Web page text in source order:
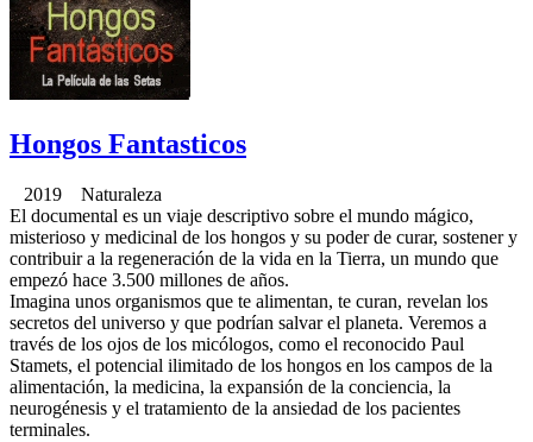
Hongos Fantasticos
2019 Naturaleza
El documental es un viaje descriptivo sobre el mundo mágico,
misterioso y medicinal de los hongos y su poder de curar, sostener y
contribuir a la regeneración de la vida en la Tierra, un mundo que
empezó hace 3.500 millones de años.
Imagina unos organismos que te alimentan, te curan, revelan los
secretos del universo y que podrían salvar el planeta. Veremos a
través de los ojos de los micólogos, como el reconocido Paul
Stamets, el potencial ilimitado de los hongos en los campos de la
alimentación, la medicina, la expansión de la conciencia, la
neurogénesis y el tratamiento de la ansiedad de los pacientes
terminales.